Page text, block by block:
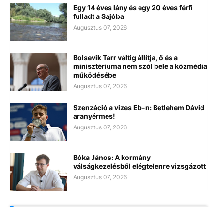
Egy 14 éves lány és egy 20 éves férfi
fulladt a Sajóba
Augusztus 07, 2026
Bolsevik Tarr váltig állítja, ő és a
minisztériuma nem szól bele a közmédia
működésébe
Augusztus 07, 2026
Szenzáció a vizes Eb-n: Betlehem Dávid
aranyérmes!
Augusztus 07, 2026
Bóka János: A kormány
válságkezelésből elégtelenre vizsgázott
Augusztus 07, 2026